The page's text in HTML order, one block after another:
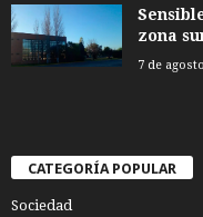
zona
7 de
CATEGORÍA POPULAR
Sociedad